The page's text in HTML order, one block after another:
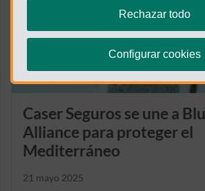
Caser Seguros se une a
Alliance para proteger el
Mediterráneo
21 mayo 2025
cookies en cualquier momento en la
Rechazar todo
Configurar cookies